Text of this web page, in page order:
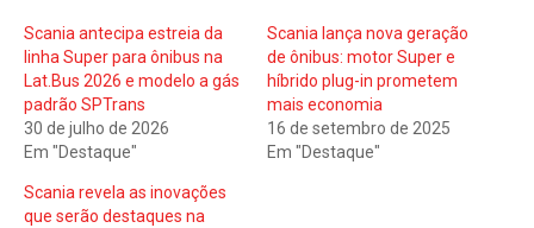
Scania antecipa estreia da
linha Super para ônibus na
Lat.Bus 2026 e modelo a gás
padrão SPTrans
30 de julho de 2026
Em "Destaque"
Scania lança nova geração
de ônibus: motor Super e
híbrido plug-in prometem
mais economia
16 de setembro de 2025
Em "Destaque"
Scania revela as inovações
que serão destaques na